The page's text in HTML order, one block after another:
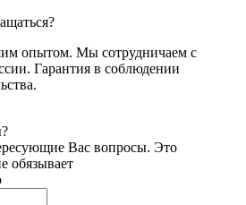
опытом. Мы сотрудничаем с
Гарантия в соблюдении
Вас вопросы. Это
обязывает